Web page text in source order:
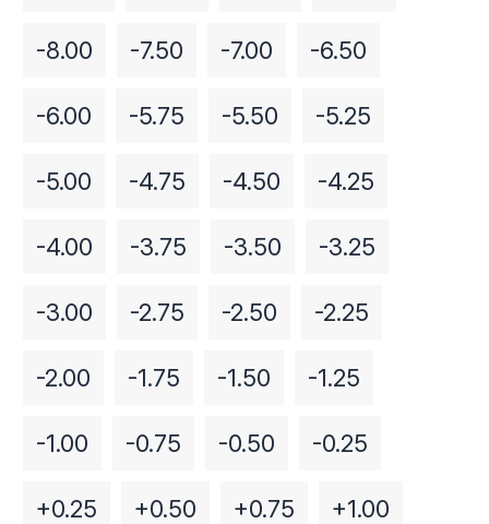
-8.00 -7.50 -7.00 -6.50
-6.00 -5.75 -5.50 -5.25
-5.00 -4.75 -4.50 -4.25
-4.00 -3.75 -3.50 -3.25
-3.00 -2.75 -2.50 -2.25
-2.00 -1.75 -1.50 -1.25
-1.00 -0.75 -0.50 -0.25
+0.25 +0.50 +0.75 +1.00